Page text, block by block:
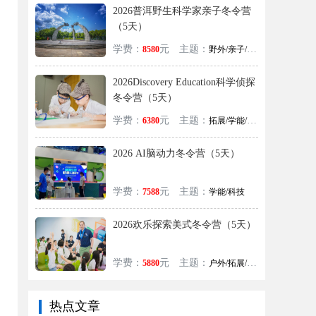
2026普洱野生科学家亲子冬令营
（5天）
学费： 8580元 主题： 野外/亲子/探险/自然
2026Discovery Education科学侦探
冬令营（5天）
学费： 6380元 主题： 拓展/学能/科技
2026 AI脑动力冬令营（5天）
学费： 7588元 主题： 学能/科技
2026欢乐探索美式冬令营（5天）
学费： 5880元 主题： 户外/拓展/学能/美式/英语
热点文章